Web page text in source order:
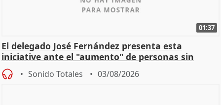
01:37
El delegado José Fernández presenta esta
iniciative ante el "aumento" de personas sin
hogar en Madri
Sonido Totales 03/08/2026